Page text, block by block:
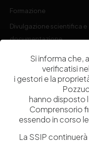
Formazione
Divulgazione scientifica e
documentazione
Contribuenti
Codice fiscale e Partita Iva
Iscrizione REA
NA 920756
Codice di iscrizione
Si informa che,
verificatisi
i gestori e la
hanno disposto
Comprensorio
essendo in corso
La SSIP